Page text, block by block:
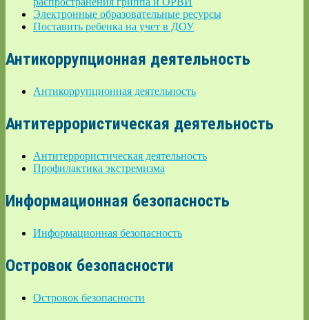
Электронные образовательные ресурсы
Поставить ребенка на учет в ДОУ
Антикоррупционная деятельность
Антикоррупционная деятельность
Антитеррористическая деятельность
Антитеррористическая деятельность
Профилактика экстремизма
Информационная безопасность
Информационная безопасность
Островок безопасности
Островок безопасности